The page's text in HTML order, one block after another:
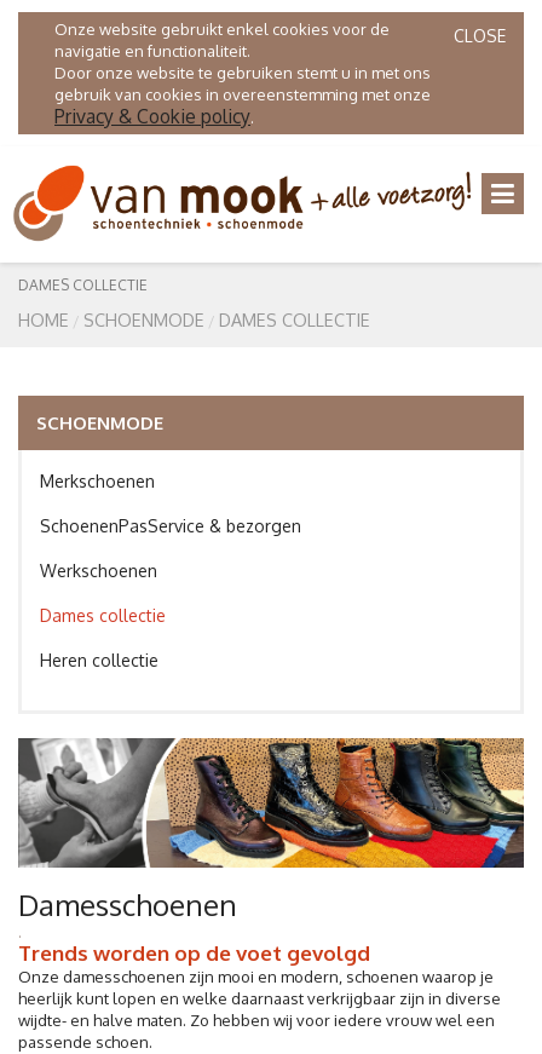
CLOSE
Onze website gebruikt enkel cookies voor de
navigatie en functionaliteit.
Door onze website te gebruiken stemt u in met ons
gebruik van cookies in overeenstemming met onze
Privacy & Cookie policy.
DAMES COLLECTIE
HOME SCHOENMODE DAMES COLLECTIE
Damesschoenen
.
Trends worden op de voet gevolgd
Onze damesschoenen zijn mooi en modern, schoenen waarop je
heerlijk kunt lopen en welke daarnaast verkrijgbaar zijn in diverse
wijdte- en halve maten. Zo hebben wij voor iedere vrouw wel een
passende schoen.
SCHOENMODE
Merkschoenen
SchoenenPasService & bezorgen
Werkschoenen
Dames collectie
Heren collectie